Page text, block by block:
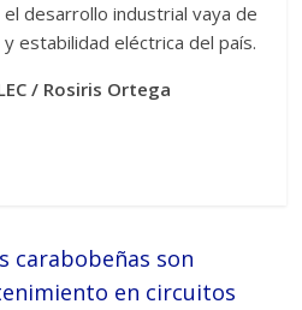
desarrollo industrial vaya de
estabilidad eléctrica del país.
/ Rosiris Ortega
carabobeñas son
en circuitos